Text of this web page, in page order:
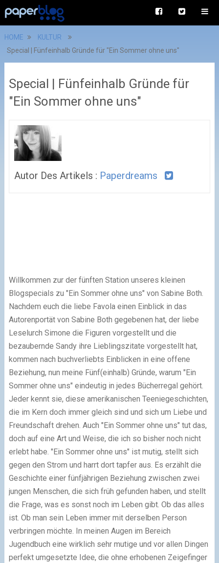
HOME
KULTUR
Special | Fünfeinhalb Gründe für "Ein Sommer ohne uns"
Special | Fünfeinhalb Gründe für
"Ein Sommer ohne uns"
Autor Des Artikels : Paperdreams
Willkommen zur der fünften Station unseres kleinen
Blogspecials zu "Ein Sommer ohne uns" von Sabine Both.
Nachdem euch die liebe Favola einen Einblick in das
Autorenportät von Sabine Both gegebenen hat, der liebe
Leselurch Simone die Figuren vorgestellt und die
bezaubernde Sandy ihre Lieblingszitate vorgestellt hat,
kommen nach buchverliebts Einblicken in eine offene
Beziehung, nun meine Fünf(einhalb) Gründe, warum "Ein
Sommer ohne uns" eindeutig in jedes Bücherregal gehört.
Jeder kennt sie, diese amerikanischen Teeniegeschichten,
die im Kern doch immer gleich sind und sich um Liebe und
Freundschaft drehen. Auch "Ein Sommer ohne uns" tut das,
doch auf eine Art und Weise, die ich so bisher noch nicht
erlebt habe. "Ein Sommer ohne uns" ist mutig, stellt sich
gegen den Strom und harrt dort tapfer aus. Es erzählt die
Geschichte einer fünfjährigen Beziehung zwischen zwei
jungen Menschen, die sich früh gefunden haben, und stellt
die Frage, was es sonst noch im Leben gibt. Ob das alles
ist. Ob man sein Leben immer mit derselben Person
verbringen möchte. In meinen Augen im Bereich
Jugendbuch eine wirklich sehr mutige und vor allen Dingen
perfekt umgesetzte Idee, die ohne erhobenen Zeigefinger